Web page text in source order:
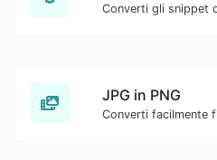
JPG in PNG